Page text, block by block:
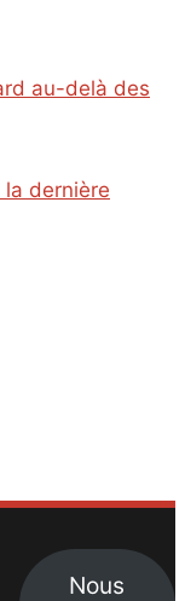
au-delà des
dernière
Nous